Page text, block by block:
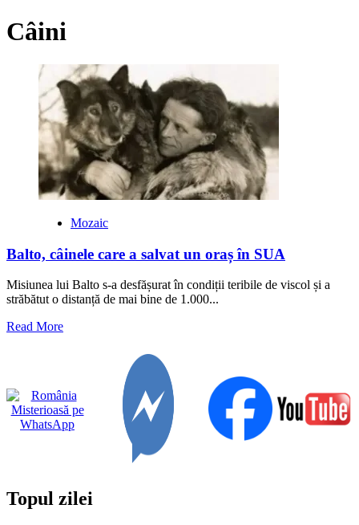
Câini
Mozaic
Balto, câinele care a salvat un oraș în SUA
Misiunea lui Balto s-a desfășurat în condiții teribile de viscol și a
străbătut o distanță de mai bine de 1.000...
Read MoreRead
care
a
salvat
Topul zilei